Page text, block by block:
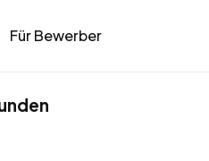
Für Bewerber